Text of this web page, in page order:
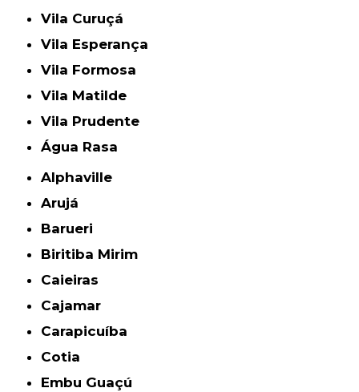
Vila Curuçá
Vila Esperança
Vila Formosa
Vila Matilde
Vila Prudente
Água Rasa
Alphaville
Arujá
Barueri
Biritiba Mirim
Caieiras
Cajamar
Carapicuíba
Cotia
Embu Guaçú